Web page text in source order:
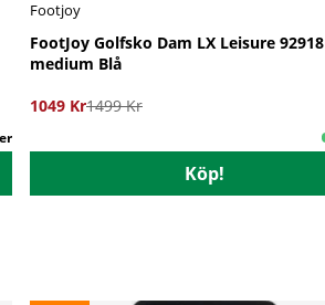
Footjoy
FootJoy Golfsko Dam LX Leisure 92918
medium Blå
1049 Kr1499 Kr
Köp!